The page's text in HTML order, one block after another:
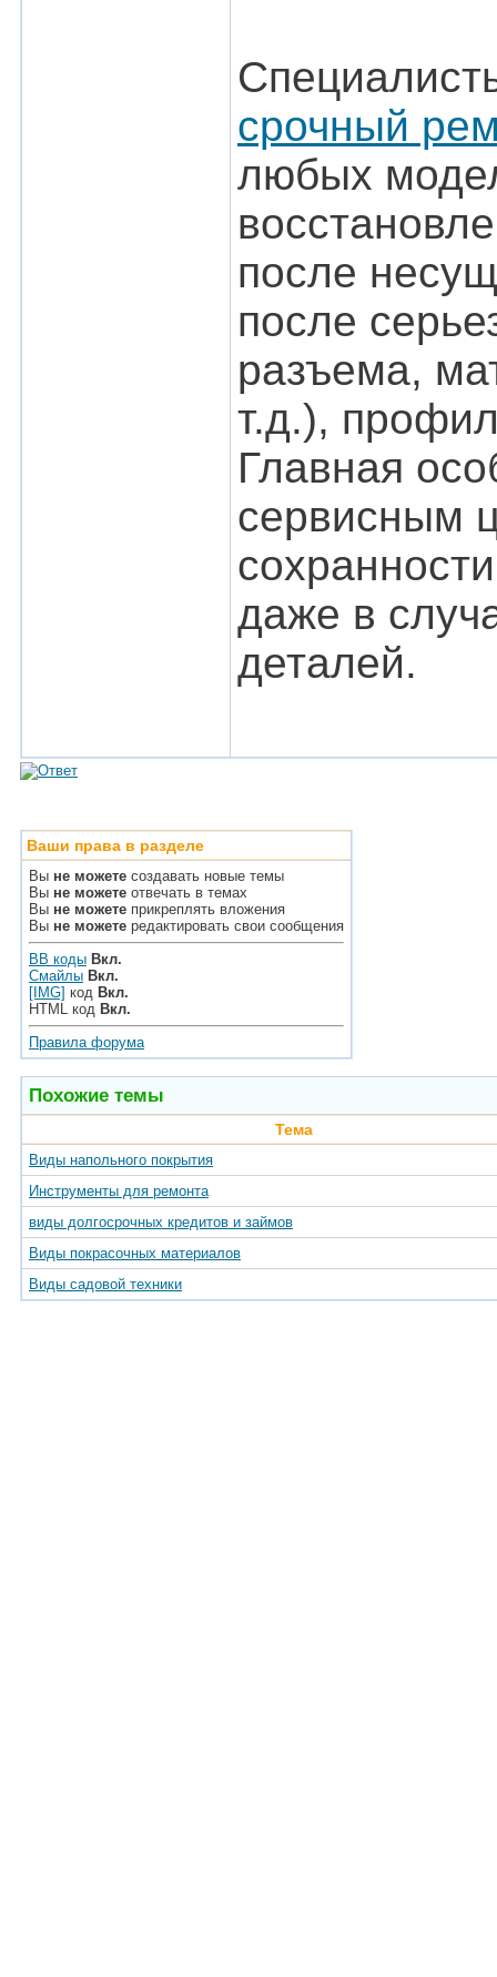
срочный
любых
после
после
разъема,
т.д.),
Главная
сервисным
даже в
деталей.
Ваши права в разделе
Вы не можете создавать новые темы
Вы не можете отвечать в темах
Вы не можете прикреплять вложения
Вы не можете редактировать свои сообщения
BB коды Вкл.
Смайлы Вкл.
[IMG] код Вкл.
HTML код Вкл.
Правила форума
Похожие темы
Тема
Виды напольного покрытия
Инструменты для ремонта
виды долгосрочных кредитов и займов
Виды покрасочных материалов
Виды садовой техники